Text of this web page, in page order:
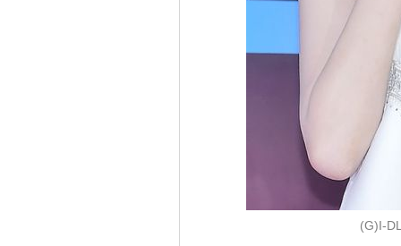
(G)I-